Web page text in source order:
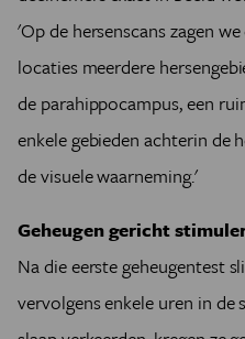
'Op de hersenscans zagen
locaties meerdere
de parahippocampus, een
enkele gebieden achterin de
de visuele waarneming.'
Geheugen gericht
Na die eerste geheugentest
vervolgens enkele uren in de